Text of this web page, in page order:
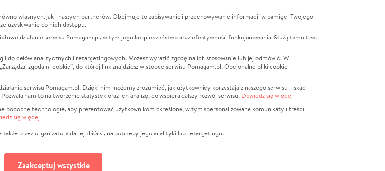
O nas
Opinie
Raporty
Za darmo
Dla NGO
Fundacja Pomagam.pl
Zbieraj na
Leczenie
Zwierzęta
Pożar
Sport
Pomoc Finansowa
Pogrzeb
LGBTQ+
Powódź
Wichura
Religia
Edukacja
własnych, jak i naszych partnerów. Obejmuje to zapisywanie i przechowywanie informacji w pamięci Twojego
uzyskiwanie do nich dostępu.
działanie serwisu Pomagam.pl, w tym jego bezpieczeństwo oraz efektywność funkcjonowania. Służą temu tzw.
do celów analitycznych i retargetingowych. Możesz wyrazić zgodę na ich stosowanie lub jej odmówić. W
zgodami cookie”, do której link znajdziesz w stopce serwisu Pomagam.pl. Opcjonalne pliki cookie
serwisu Pomagam.pl. Dzięki nim możemy zrozumieć, jak użytkownicy korzystają z naszego serwisu – skąd
nam to na tworzenie statystyk oraz ich analizę, co wspiera dalszy rozwój serwisu. Dowiedz się więcej
podobne technologie, aby prezentować użytkownikom określone, w tym spersonalizowane komunikaty i treści
się więcej
przez organizatora danej zbiórki, na potrzeby jego analityki lub retargetingu.
Zaakceptuj wszystkie